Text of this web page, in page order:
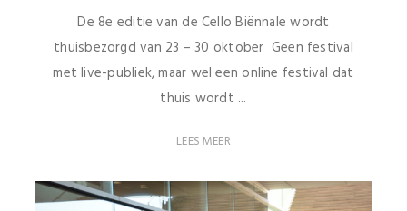
De 8e editie van de Cello Biënnale wordt
thuisbezorgd van 23 – 30 oktober Geen festival
met live-publiek, maar wel een online festival dat
thuis wordt ...
LEES MEER